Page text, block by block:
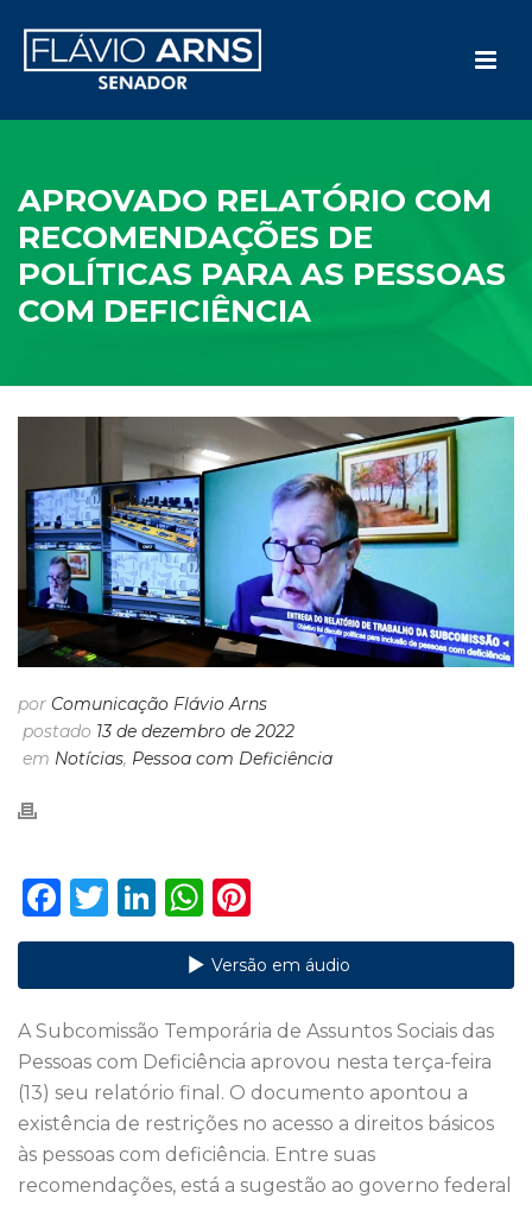
APROVADO RELATÓRIO COM
RECOMENDAÇÕES DE
POLÍTICAS PARA AS PESSOAS
COM DEFICIÊNCIA
por Comunicação Flávio Arns
postado 13 de dezembro de 2022
em Notícias, Pessoa com Deficiência
F
a
e
b
o
o
k
T
w
te
r
Li
n
dI
n
W
h
a
A
p
p
n
te
re
st
Versão em áudio
A Subcomissão Temporária de Assuntos Sociais das
Pessoas com Deficiência aprovou nesta terça-feira
(13) seu relatório final. O documento apontou a
existência de restrições no acesso a direitos básicos
às pessoas com deficiência. Entre suas
recomendações, está a sugestão ao governo federal